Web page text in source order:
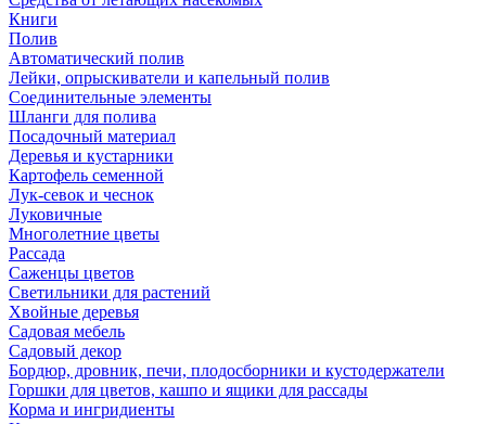
Книги
Полив
Автоматический полив
Лейки, опрыскиватели и капельный полив
Соединительные элементы
Шланги для полива
Посадочный материал
Деревья и кустарники
Картофель семенной
Лук-севок и чеснок
Луковичные
Многолетние цветы
Рассада
Саженцы цветов
Светильники для растений
Хвойные деревья
Садовая мебель
Садовый декор
Бордюр, дровник, печи, плодосборники и кустодержатели
Горшки для цветов, кашпо и ящики для рассады
Корма и ингридиенты